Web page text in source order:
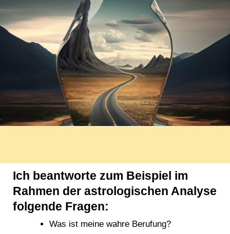
Ich beantworte zum Beispiel im
Rahmen der astrologischen Analyse
folgende Fragen:
Was ist meine wahre Berufung?